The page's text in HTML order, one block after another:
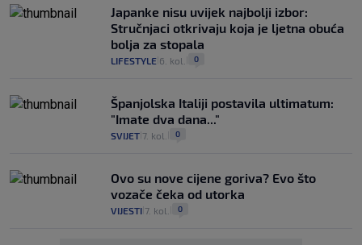
Japanke nisu uvijek najbolji izbor:
Stručnjaci otkrivaju koja je ljetna obuća
bolja za stopala
LIFESTYLE 6. kol. 0
Španjolska Italiji postavila ultimatum:
"Imate dva dana..."
SVIJET 7. kol. 0
Ovo su nove cijene goriva? Evo što
vozače čeka od utorka
VIJESTI 7. kol. 0